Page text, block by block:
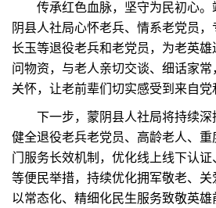
传承红色血脉，坚守为民初心。
阴县人社局心怀老兵、情系老党员
长玉等退役老兵和老党员，为老英
问物资，与老人亲切交谈、细话家
关怀，让老前辈们切实感受到来自党
下一步，蒙阴县人社局将持续深
健全退役老兵老党员、高龄老人、
门服务长效机制，优化线上线下认
等便民举措，持续优化拥军敬老、关
以常态化、精细化民生服务致敬英雄